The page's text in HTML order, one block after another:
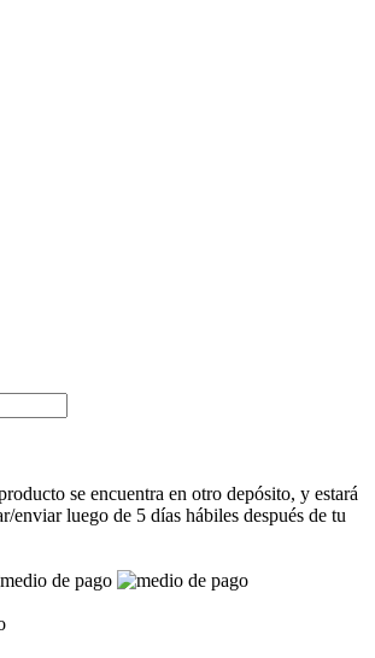
se encuentra en otro depósito, y estará
enviar luego de 5 días hábiles después de tu